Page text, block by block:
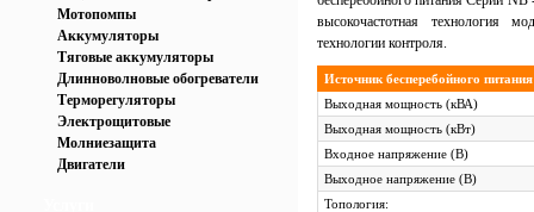
Мотопомпы
Аккумуляторы
Тяговые аккумуляторы
Длинноволновые обогреватели
Терморегуляторы
Электрощитовые
Молниезащита
Двигатели
высокочастотная технология
технологии контроля.
Источник бесперебойного
Выходная мощность (кВА)
Выходная мощность (кВт)
Входное напряжение (В)
Выходное напряжение (В)
Топология: